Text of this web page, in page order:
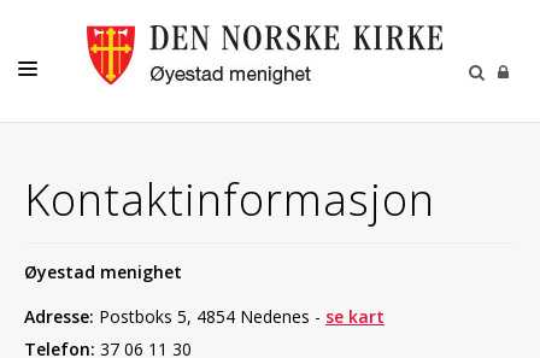
BARN OG UNGE
MENIGHETSBLAD
Kontaktinformasjon
Øyestad menighet
Adresse: Postboks 5, 4854 Nedenes - se kart
Telefon: 37 06 11 30